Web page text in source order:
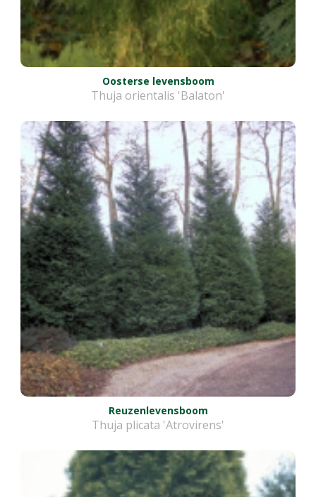
Oosterse levensboom
Thuja orientalis 'Balaton'
Reuzenlevensboom
Thuja plicata 'Atrovirens'